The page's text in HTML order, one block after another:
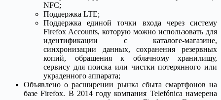
NFC;
Поддержка LTE;
Поддержка единой точки входа через систему
Firefox Accounts, которую можно использовать для
идентификации с каталоге-магазине,
синхронизации данных, сохранения резервных
копий, обращения к облачному хранилищу,
сервису для поиска или чистки потерянного или
украденного аппарата;
Объявлено о расширении рынка сбыта смартфонов на
базе Firefox. В 2014 году компания Telefónica намерена